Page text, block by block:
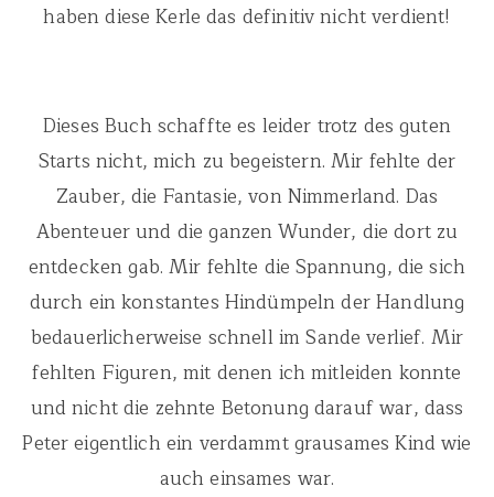
haben diese Kerle das definitiv nicht verdient!
Dieses Buch schaffte es leider trotz des guten
Starts nicht, mich zu begeistern. Mir fehlte der
Zauber, die Fantasie, von Nimmerland. Das
Abenteuer und die ganzen Wunder, die dort zu
entdecken gab. Mir fehlte die Spannung, die sich
durch ein konstantes Hindümpeln der Handlung
bedauerlicherweise schnell im Sande verlief. Mir
fehlten Figuren, mit denen ich mitleiden konnte
und nicht die zehnte Betonung darauf war, dass
Peter eigentlich ein verdammt grausames Kind wie
auch einsames war.